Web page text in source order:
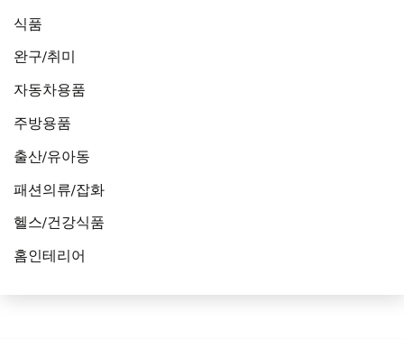
식품
완구/취미
자동차용품
주방용품
출산/유아동
패션의류/잡화
헬스/건강식품
홈인테리어